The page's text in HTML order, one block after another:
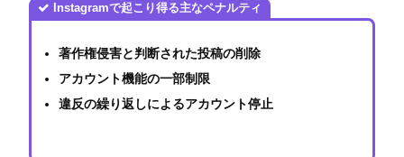
Instagramで起こり得る主なペナルティ
著作権侵害と判断された投稿の削除
アカウント機能の一部制限
違反の繰り返しによるアカウント停止